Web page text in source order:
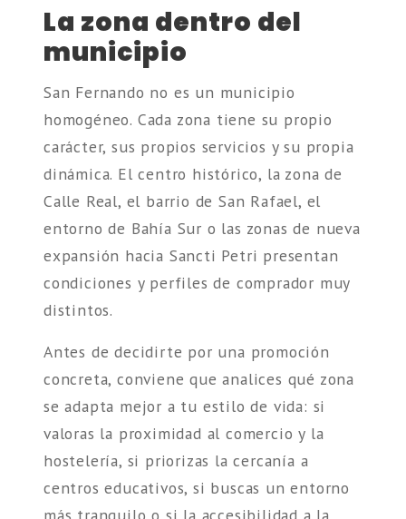
La zona dentro del
municipio
San Fernando no es un municipio
homogéneo. Cada zona tiene su propio
carácter, sus propios servicios y su propia
dinámica. El centro histórico, la zona de
Calle Real, el barrio de San Rafael, el
entorno de Bahía Sur o las zonas de nueva
expansión hacia Sancti Petri presentan
condiciones y perfiles de comprador muy
distintos.
Antes de decidirte por una promoción
concreta, conviene que analices qué zona
se adapta mejor a tu estilo de vida: si
valoras la proximidad al comercio y la
hostelería, si priorizas la cercanía a
centros educativos, si buscas un entorno